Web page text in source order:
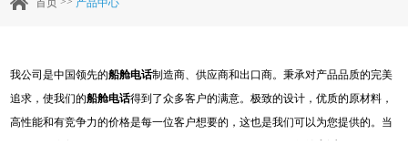
客户案例
新闻资讯
首页 产品中心
我公司是中国领先的船舱电话制造商、供应商和出口商。秉承对产品品质的完美
追求，使我们的船舱电话得到了众多客户的满意。极致的设计，优质的原材料，
高性能和有竞争力的价格是每一位客户想要的，这也是我们可以为您提供的。当